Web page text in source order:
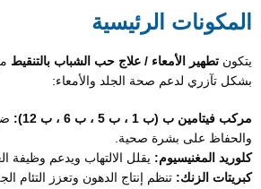
المكونات الرئيسية
يتكون تطهير الأمعاء / علاج حب الشباب بالتنقيط
بشكل تآزري لدعم صحة الجلد والأمعاء:
مركب فيتامين ب (ب 1 ، ب 5 ، ب 6 ، ب 12):
والحفاظ على بشرة صحية.
كلوريد المغنيسيوم: يقلل الالتهاب ويدعم وظيفة
كبريتات الزنك: تنظم إنتاج الدهون وتعزز التئام